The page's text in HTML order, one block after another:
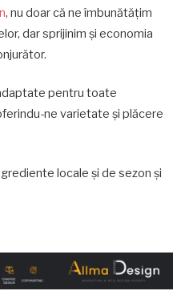
, nu doar că ne îmbunătățim
dar sprijinim și economia
pentru toate
ne varietate și plăcere
locale și de sezon și